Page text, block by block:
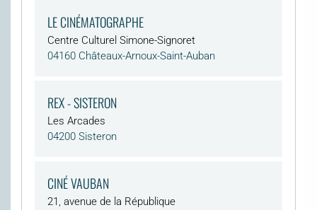
LE CINÉMATOGRAPHE
Centre Culturel Simone-Signoret
04160 Châteaux-Arnoux-Saint-Auban
REX - SISTERON
Les Arcades
04200 Sisteron
CINÉ VAUBAN
21, avenue de la République